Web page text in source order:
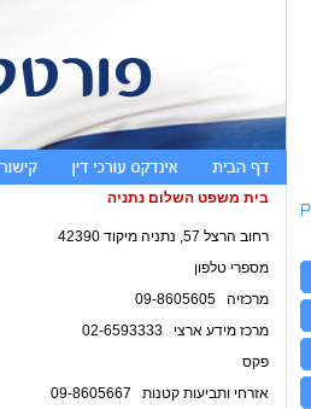
בית משפט השלום נתניה
רחוב הרצל 57, נתניה מיקוד 42390
מספרי טלפון
מרכזיה 09-8605605
מרכז מידע ארצי 02-6593333
פקס
אזרחי ותביעות קטנות 09-8605667